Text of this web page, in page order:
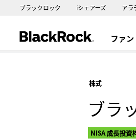
ブラックロック iシェアーズ アラ
ファ
株式
ブラ
NISA 成長投資